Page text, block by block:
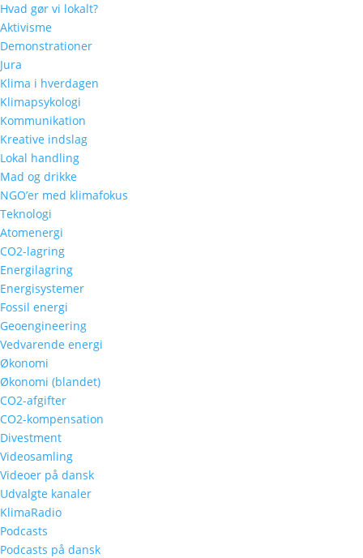
Hvad gør vi lokalt?
Aktivisme
Demonstrationer
Jura
Klima i hverdagen
Klimapsykologi
Kommunikation
Kreative indslag
Lokal handling
Mad og drikke
NGO’er med klimafokus
Teknologi
Atomenergi
CO2-lagring
Energilagring
Energisystemer
Fossil energi
Geoengineering
Vedvarende energi
Økonomi
Økonomi (blandet)
CO2-afgifter
CO2-kompensation
Divestment
Videosamling
Videoer på dansk
Udvalgte kanaler
KlimaRadio
Podcasts
Podcasts på dansk